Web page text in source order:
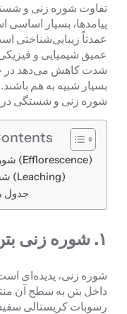
تفاوت شوره زنی و
پیامدها، بسیار
عمدتاً زیبایی‌شناختی
عمیق شیمیایی و
شدت کاهش می‌دهد در
بسیار شبیه به هم
شوره زنی و شستگی در
۱. شوره زنی بتن (Efflorescence)
۲. شستگی بتن (Leaching)
جدول
۱. شوره زنی بتن (Efflorescence)
شوره زنی، پدیده‌ای
داخل بتن به سطح آن
رسوبات کریستالی